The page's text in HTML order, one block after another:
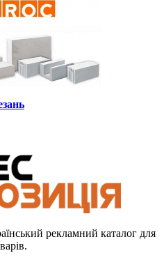
рекламний каталог для